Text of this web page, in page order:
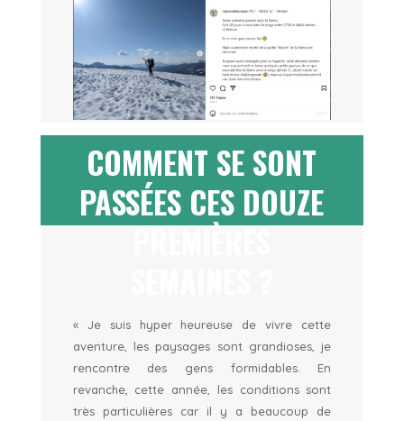
COMMENT SE SONT
PASSÉES CES DOUZE
PREMIÈRES
« Je suis hyper heureuse de vivre cette
aventure, les paysages sont grandioses, je
rencontre des gens formidables. En
revanche, cette année, les conditions sont
très particulières car il y a beaucoup de